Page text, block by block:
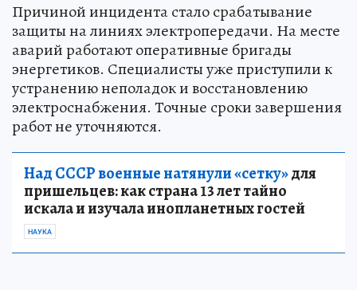
Причиной инцидента стало срабатывание
защиты на линиях электропередачи. На месте
аварий работают оперативные бригады
энергетиков. Специалисты уже приступили к
устранению неполадок и восстановлению
электроснабжения. Точные сроки завершения
работ не уточняются.
Над СССР военные натянули «сетку»для
пришельцев: как страна 13 лет тайно
искала и изучала инопланетных гостей
НАУКА